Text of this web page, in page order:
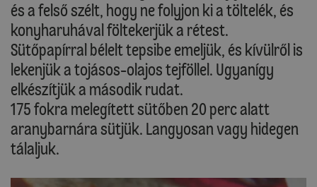
és a felső szélt, hogy ne folyjon ki a töltelék, és
konyharuhával föltekerjük a rétest.
Sütőpapírral bélelt tepsibe emeljük, és kívülről is
lekenjük a tojásos-olajos tejföllel. Ugyanígy
elkészítjük a második rudat.
175 fokra melegített sütőben 20 perc alatt
aranybarnára sütjük. Langyosan vagy hidegen
tálaljuk.